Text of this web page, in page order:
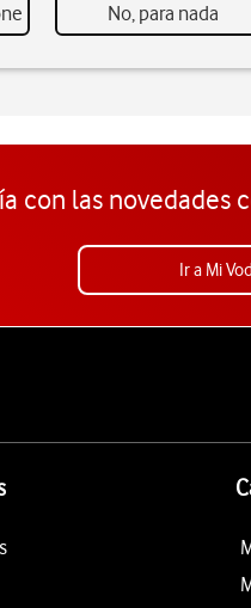
No, para nada
con las novedades
Ir a Mi